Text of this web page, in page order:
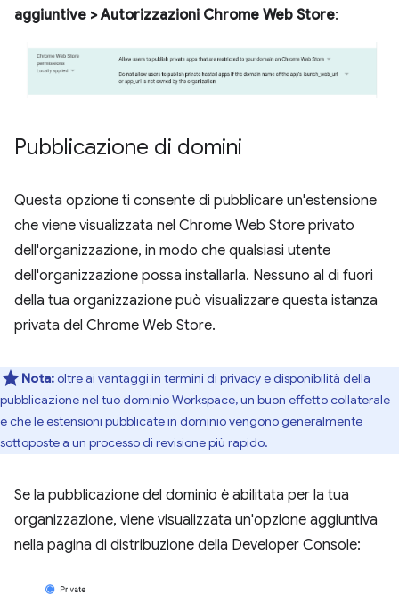
aggiuntive > Autorizzazioni Chrome Web Store:
Pubblicazione di domini
Questa opzione ti consente di pubblicare un'estensione
che viene visualizzata nel Chrome Web Store privato
dell'organizzazione, in modo che qualsiasi utente
dell'organizzazione possa installarla. Nessuno al di fuori
della tua organizzazione può visualizzare questa istanza
privata del Chrome Web Store.
Nota:oltre ai vantaggi in termini di privacy e disponibilità della
pubblicazione nel tuo dominio Workspace, un buon effetto collaterale
è che le estensioni pubblicate in dominio vengono generalmente
sottoposte a un processo di revisione più rapido.
Se la pubblicazione del dominio è abilitata per la tua
organizzazione, viene visualizzata un'opzione aggiuntiva
nella pagina di distribuzione della Developer Console: